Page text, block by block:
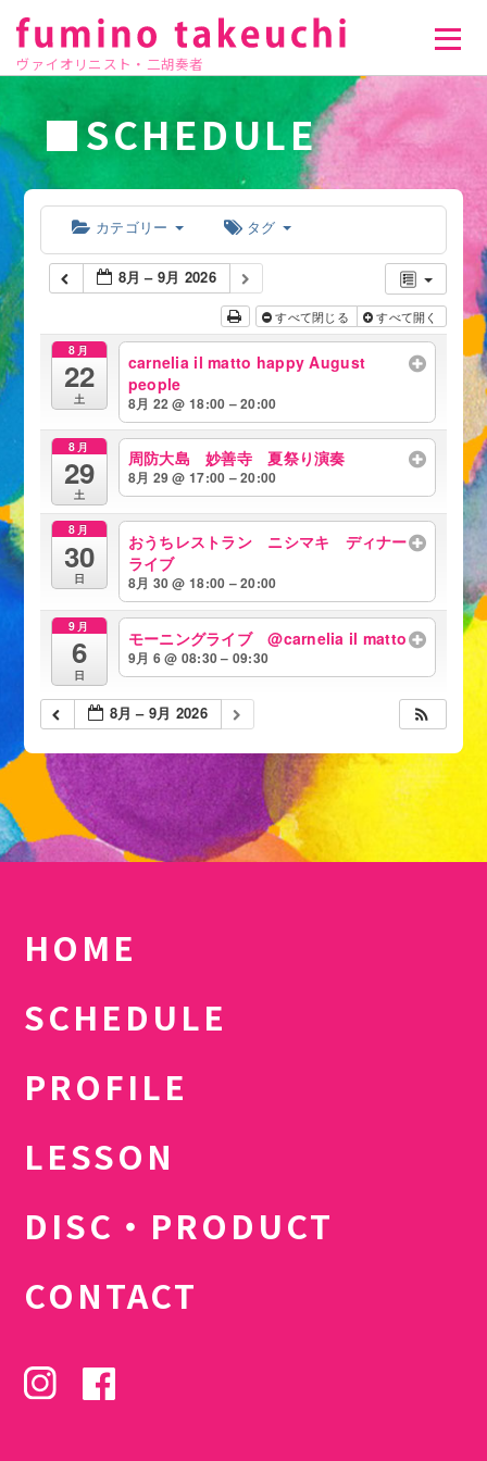
ヴァイオリニスト・二胡奏者
■SCHEDULE
カテゴリー タグ
8月 – 9月 2026
すべて閉じる すべて開く
8月
22
土
carnelia il matto happy August
people
8月 22 @ 18:00 – 20:00
8月
29
土
周防大島 妙善寺 夏祭り演奏
8月 29 @ 17:00 – 20:00
8月
30
日
おうちレストラン ニシマキ ディナー
ライブ
8月 30 @ 18:00 – 20:00
9月
6
日
モーニングライブ @carnelia il matto
9月 6 @ 08:30 – 09:30
8月 – 9月 2026
HOME
SCHEDULE
PROFILE
LESSON
DISC・PRODUCT
CONTACT